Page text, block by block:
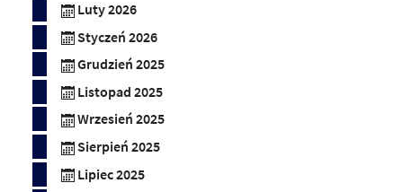
Luty 2026
Styczeń 2026
Grudzień 2025
Listopad 2025
Wrzesień 2025
Sierpień 2025
Lipiec 2025